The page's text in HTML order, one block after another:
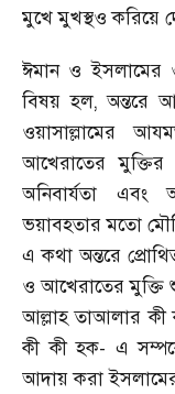
মুখে মুখস্থও করিয়ে
ঈমান ও ইসলামের
বিষয় হল,অন্তরে
ওয়াসাল্লামের
আখেরাতের মুক্তির
অনিবার্যতা এবং
ভয়াবহতার মতো
এ কথা অন্তরে
ও আখেরাতের মুক্তি
আল্লাহ তাআলার কী
কী কী হক- এ
আদায় করা